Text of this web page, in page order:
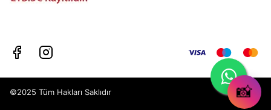
©2025 Tüm Hakları Saklıdır 📸